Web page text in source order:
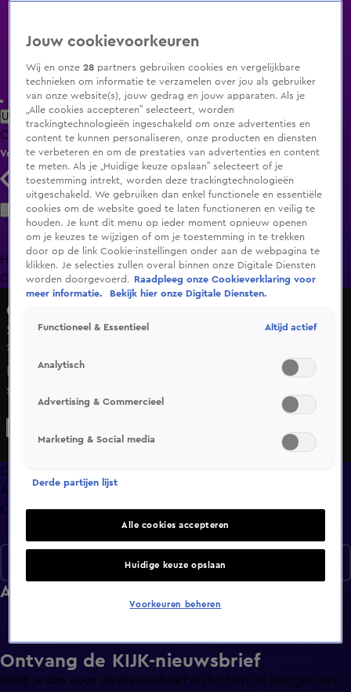
Uitzending Gemist Populaire programma's Zenders Genres
ClipsFilmsRadioSmart TV inlogShop
Volg KIJK
Zoeken
HomeUitzending Gemist Programma's De Bondgenoten
OranjezomerLivestreamsShop
Charmes in de Strijd
Seizoen 1, aflevering 9
25 nov 2024, 22:28
De deelnemers leren een traditionele Italiaanse dans en
showen deze aan Patty. Tijdens de eliminatie blijkt deze
dans nog een onverwacht staartje te hebben.
Overzicht
Afleveringen
Clips
Afleveringen
Ontvang de KIJK-nieuwsbrief
Meld je aan voor de nieuwsbrief en blijf op de hoogte van
Jouw cookievoorkeuren
Wij en onze28 partners gebruiken cookies en vergelijkbare
technieken om informatie te verzamelen over jou als gebruiker
van onze website(s), jouw gedrag en jouw apparaten. Als je
„Alle cookies accepteren” selecteert, worden
trackingtechnologieën ingeschakeld om onze advertenties en
content te kunnen personaliseren, onze producten en diensten
te verbeteren en om de prestaties van advertenties en content
te meten. Als je „Huidige keuze opslaan” selecteert of je
toestemming intrekt, worden deze trackingtechnologieën
uitgeschakeld. We gebruiken dan enkel functionele en essentiële
cookies om de website goed te laten functioneren en veilig te
houden. Je kunt dit menu op ieder moment opnieuw openen
om je keuzes te wijzigen of om je toestemming in te trekken
door op de link Cookie-instellingen onder aan de webpagina te
klikken. Je selecties zullen overal binnen onze Digitale Diensten
worden doorgevoerd.
Raadpleeg onze Cookieverklaring voor
meer informatie.
Bekijk hier onze Digitale Diensten.
Functioneel & Essentieel Altijd actief
Analytisch
Advertising & Commercieel
Marketing & Social media
Derde partijen lijst
Alle cookies accepteren
Huidige keuze opslaan
Voorkeuren beheren